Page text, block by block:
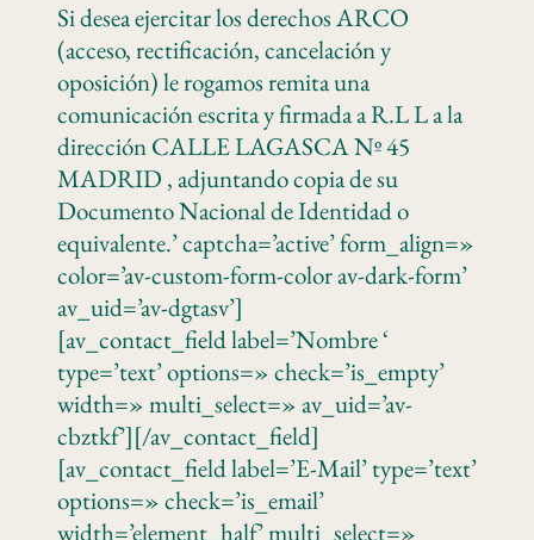
Si desea ejercitar los derechos ARCO
(acceso, rectificación, cancelación y
oposición) le rogamos remita una
comunicación escrita y firmada a R.L L a la
dirección CALLE LAGASCA Nº 45
MADRID , adjuntando copia de su
Documento Nacional de Identidad o
equivalente.’ captcha=’active’ form_align=»
color=’av-custom-form-color av-dark-form’
av_uid=’av-dgtasv’]
[av_contact_field label=’Nombre ‘
type=’text’ options=» check=’is_empty’
width=» multi_select=» av_uid=’av-
cbztkf’][/av_contact_field]
[av_contact_field label=’E-Mail’ type=’text’
options=» check=’is_email’
width=’element_half’ multi_select=»